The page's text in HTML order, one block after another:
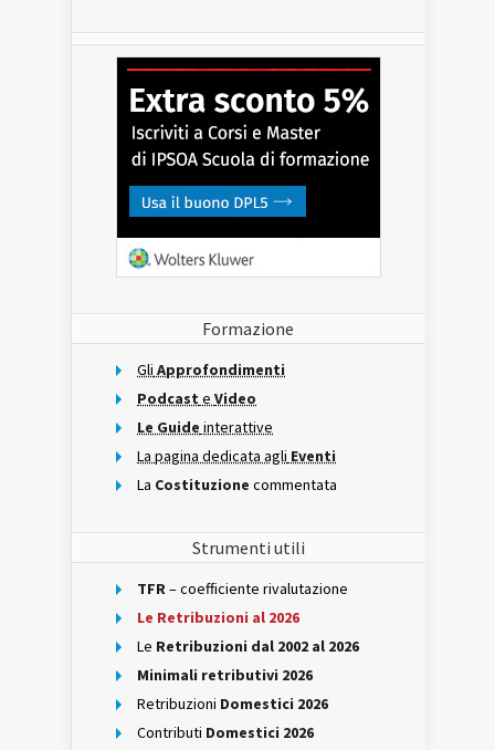
Formazione
Gli Approfondimenti
Podcast e Video
Le Guide interattive
La pagina dedicata agli Eventi
La Costituzione commentata
Strumenti utili
TFR– coefficiente rivalutazione
Le Retribuzioni al 2026
Le Retribuzioni dal 2002 al 2026
Minimali retributivi 2026
Retribuzioni Domestici 2026
Contributi Domestici 2026